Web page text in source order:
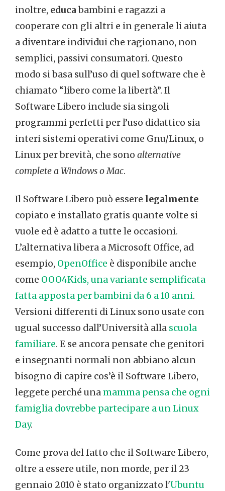
inoltre, educabambini e ragazzi a
cooperare con gli altri e in generale li aiuta
a diventare individui che ragionano, non
semplici, passivi consumatori. Questo
modo si basa sull’uso di quel software che è
chiamato “libero come la libertà”. Il
Software Libero include sia singoli
programmi perfetti per l’uso didattico sia
interi sistemi operativi come Gnu/Linux, o
Linux per brevità, che sono alternative
complete a Windows o Mac.
Il Software Libero può essere legalmente
copiato e installato gratis quante volte si
vuole ed è adatto a tutte le occasioni.
L’alternativa libera a Microsoft Office, ad
esempio, OpenOffice è disponibile anche
come OOO4Kids, una variante semplificata
fatta apposta per bambini da 6 a 10 anni.
Versioni differenti di Linux sono usate con
ugual successo dall’Università alla scuola
familiare. E se ancora pensate che genitori
e insegnanti normali non abbiano alcun
bisogno di capire cos’è il Software Libero,
leggete perché unamamma pensa che ogni
famiglia dovrebbe partecipare a un Linux
Day.
Come prova del fatto che il Software Libero,
oltre a essere utile, non morde, per il 23
gennaio 2010 è stato organizzato l'Ubuntu